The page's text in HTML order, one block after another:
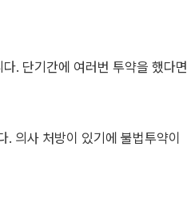
. 단기간에 여러번 투약을 했다면
의사 처방이 있기에 불법투약이